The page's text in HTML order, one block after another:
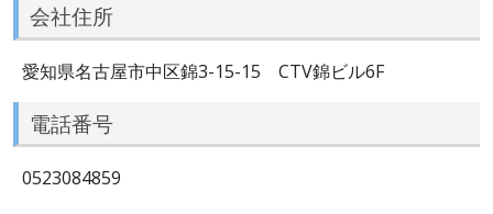
会社住所
愛知県名古屋市中区錦3-15-15 CTV錦ビル6F
電話番号
0523084859